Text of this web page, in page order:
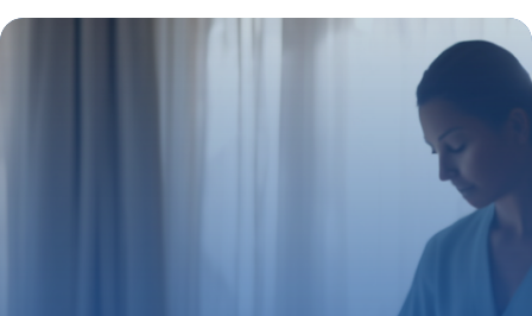
Opportunités, débouchés et spécificités